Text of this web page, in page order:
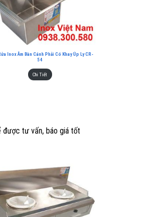
Inox Âm Bàn Cánh Phải Có Khay Úp Ly CR-
54
Chi Tiết
được tư vấn, báo giá tốt